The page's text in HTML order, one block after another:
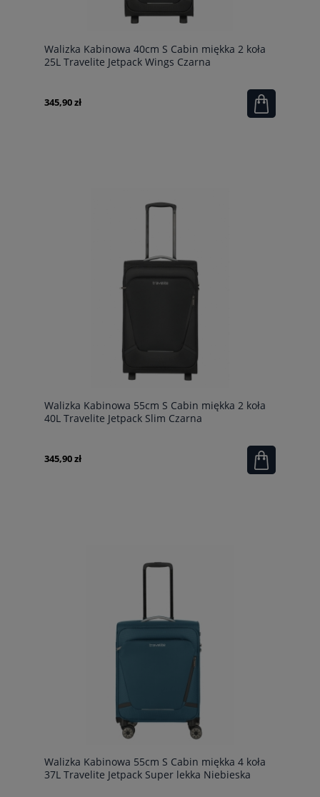
Walizka Kabinowa 40cm S Cabin miękka 2 koła
25L Travelite Jetpack Wings Czarna
345,90 zł
Walizka Kabinowa 55cm S Cabin miękka 2 koła
40L Travelite Jetpack Slim Czarna
345,90 zł
Walizka Kabinowa 55cm S Cabin miękka 4 koła
37L Travelite Jetpack Super lekka Niebieska